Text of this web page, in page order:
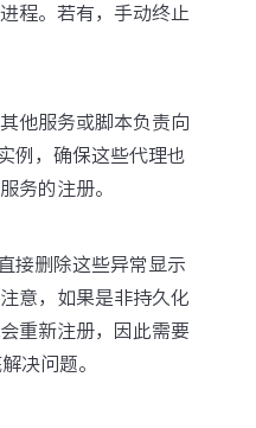
程。若有，手动终止
他服务或脚本负责向
例，确保这些代理也
务的注册。
接删除这些异常显示
意，如果是非持久化
重新注册，因此需要
决问题。